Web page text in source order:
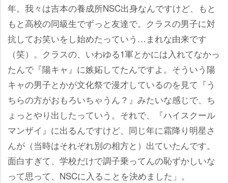
年。我々は吉本の養成所NSC出身なんですけど、もと
もと高校の同級生でずっと友達で。クラスの男子に対
抗してお笑いをし始めたっていう…まれな由来です
（笑）。クラスの、いわゆる1軍とかには入れてなかっ
たんで『陽キャ』に嫉妬してたんですよ。そういう陽
キャの男子とかが文化祭で漫才しているのを見て『う
ちらの方がおもろいちゃうん？』みたいな感じで、ち
ょっとやり出したっていう。それで、『ハイスクール
マンザイ』に出るんですけど、同じ年に霜降り明星さ
んが（当時はそれぞれ別の相方と）出ていたんです。
面白すぎて、学校だけで調子乗ってんの恥ずかしいな
って思って、NSCに入ることを決めました」。